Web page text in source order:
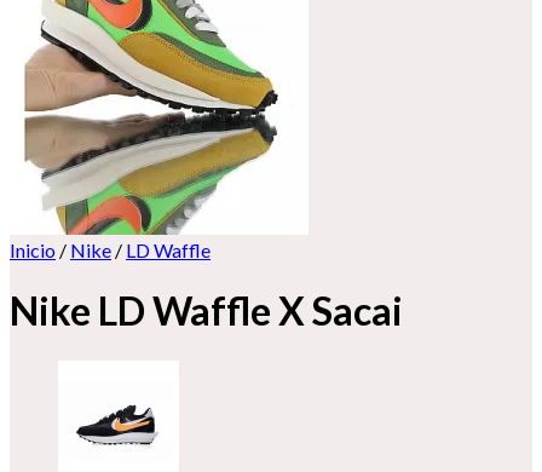
Inicio / Nike / LD Waffle
Nike LD Waffle X Sacai